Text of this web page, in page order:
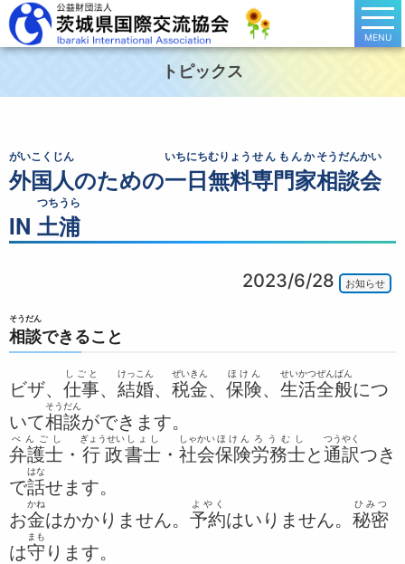
MENU
トピックス
外国人
がいこくじん
のための一日
いちにち
無料
むりょう
専門家
せんもんか
相談会
そうだんかい
IN 土浦
つちうら
2023/6/28 お知らせ
相談
そうだん
できること
ビザ、 仕事
しごと
、 結婚
けっこん
、 税金
ぜいきん
、 保険
ほけん
、 生
せい
活
かつ
全般
ぜんぱん
につ
いて相談
そうだん
ができます。
弁護士
べんごし
・ 行政
ぎょうせい
書士
しょし
・ 社会
しゃかい
保険
ほけん
労務士
ろうむし
と通
つう
訳
やく
つき
で話
はな
せます。
お金
かね
はかかりません。 予約
よやく
はいりません。 秘密
ひみつ
は守
まも
ります。